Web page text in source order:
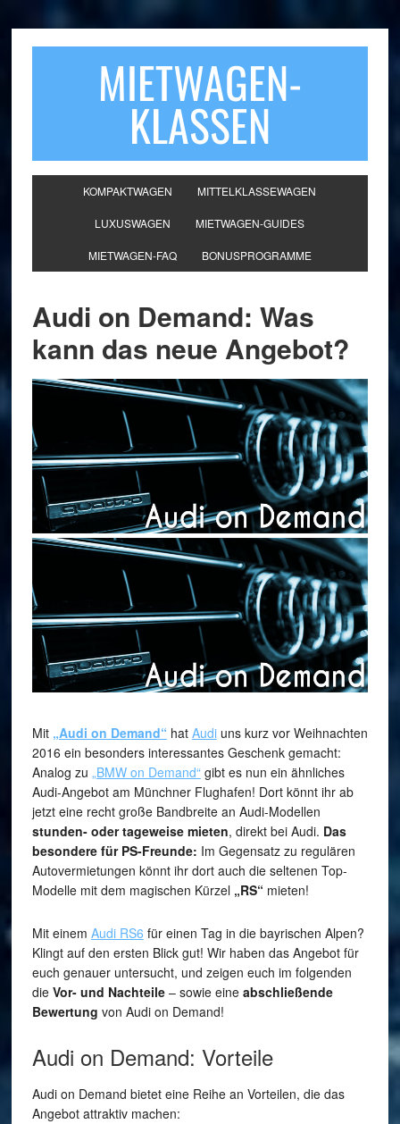
MIETWAGEN-
KLASSEN
KOMPAKTWAGEN MITTELKLASSEWAGEN
LUXUSWAGEN MIETWAGEN-GUIDES
MIETWAGEN-FAQ BONUSPROGRAMME
Audi on Demand: Was
kann das neue Angebot?
Mit „Audi on Demand“ hat Audiuns kurz vor Weihnachten
2016 ein besonders interessantes Geschenk gemacht:
Analog zu „BMW on Demand“gibt es nun ein ähnliches
Audi-Angebot am Münchner Flughafen! Dort könnt ihr ab
jetzt eine recht große Bandbreite an Audi-Modellen
stunden- oder tageweise mieten, direkt bei Audi. Das
besondere für PS-Freunde: Im Gegensatz zu regulären
Autovermietungen könnt ihr dort auch die seltenen Top-
Modelle mit dem magischen Kürzel „RS“ mieten!
Mit einem Audi RS6 für einen Tag in die bayrischen Alpen?
Klingt auf den ersten Blick gut! Wir haben das Angebot für
euch genauer untersucht, und zeigen euch im folgenden
die Vor- und Nachteile– sowie eine abschließende
Bewertung von Audi on Demand!
Audi on Demand: Vorteile
Audi on Demand bietet eine Reihe an Vorteilen, die das
Angebot attraktiv machen: